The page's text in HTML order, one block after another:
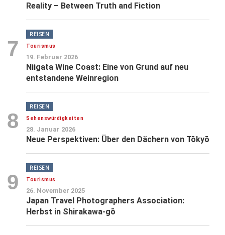
Reality – Between Truth and Fiction
7
REISEN
Tourismus
19. Februar 2026
Niigata Wine Coast: Eine von Grund auf neu
entstandene Weinregion
8
REISEN
Sehenswürdigkeiten
28. Januar 2026
Neue Perspektiven: Über den Dächern von Tōkyō
9
REISEN
Tourismus
26. November 2025
Japan Travel Photographers Association:
Herbst in Shirakawa-gō